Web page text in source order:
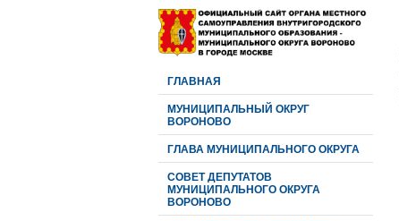
ГЛАВНАЯ
МУНИЦИПАЛЬНЫЙ ОКРУГ
ВОРОНОВО
ГЛАВА МУНИЦИПАЛЬНОГО ОКРУГА
CОВЕТ ДЕПУТАТОВ
МУНИЦИПАЛЬНОГО ОКРУГА
ВОРОНОВО